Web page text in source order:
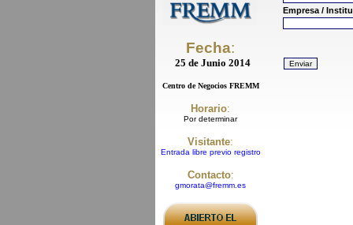
Fecha:
25 de Junio 2014
Centro de Negocios FREMM
Horario:
Por determinar
Visitante:
Entrada libre previo registro
Contacto:
gmorata@fremm.es
Empresa /